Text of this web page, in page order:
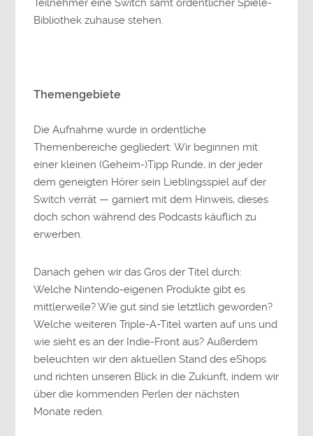
Teilnehmer eine Switch samt ordentlicher Spiele-
Bibliothek zuhause stehen.
Themengebiete
Die Aufnahme wurde in ordentliche
Themenbereiche gegliedert: Wir beginnen mit
einer kleinen (Geheim-)Tipp Runde, in der jeder
dem geneigten Hörer sein Lieblingsspiel auf der
Switch verrät — garniert mit dem Hinweis, dieses
doch schon während des Podcasts käuflich zu
erwerben.
Danach gehen wir das Gros der Titel durch:
Welche Nintendo-eigenen Produkte gibt es
mittlerweile? Wie gut sind sie letztlich geworden?
Welche weiteren Triple-A-Titel warten auf uns und
wie sieht es an der Indie-Front aus? Außerdem
beleuchten wir den aktuellen Stand des eShops
und richten unseren Blick in die Zukunft, indem wir
über die kommenden Perlen der nächsten
Monate reden.